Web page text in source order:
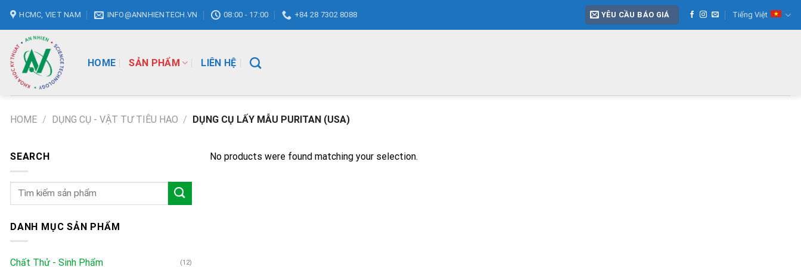
content
HCMC, VIET NAM INFO@ANNHIENTECH.VN 08:00 - 17:00 +84 28 7302 8088 YÊU CẦU BÁO GIÁ Tiếng Việt
HOME SẢN PHẨM LIÊN HỆ
HOME / DỤNG CỤ - VẬT TƯ TIÊU HAO / DỤNG CỤ LẤY MẪU PURITAN (USA)
SEARCH
Search
DANH MỤC SẢN PHẨM
Chất Thử - Sinh Phẩm (12)
No products were found matching your selection.